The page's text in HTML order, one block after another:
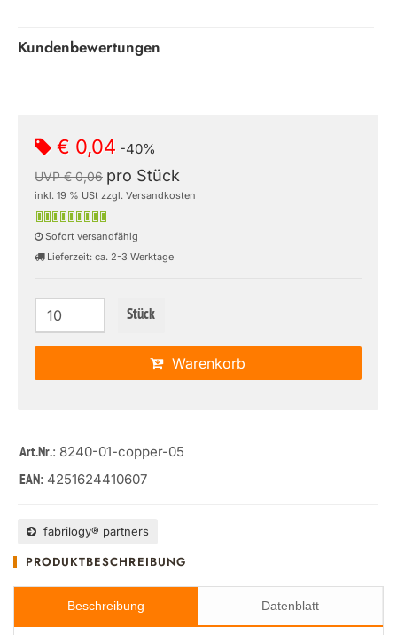
Kundenbewertungen
€ 0,04 -40%
UVP € 0,06 pro Stück
inkl. 19 % USt zzgl. Versandkosten
Sofort versandfähig
Lieferzeit: ca. 2-3 Werktage
Stück
Warenkorb
Art.Nr.: 8240-01-copper-05
EAN: 4251624410607
fabrilogy® partners
PRODUKTBESCHREIBUNG
Beschreibung Datenblatt